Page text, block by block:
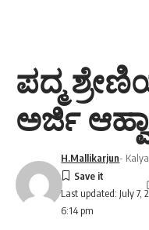
ಪದ್ಮ
ಅರ್ಜಿ
Last updated: July 7,
6:14 pm
H.Mallikarjun-